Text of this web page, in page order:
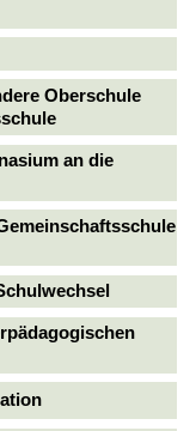
Oberschule
an die